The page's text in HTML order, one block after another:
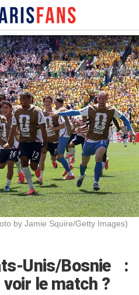
by Jamie Squire/Getty Images)
Unis/Bosnie :
le match ?